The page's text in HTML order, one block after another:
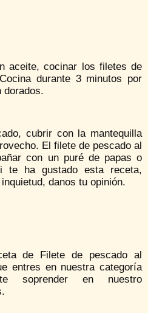
aceite, cocinar los filetes de
durante 3 minutos por
dorados.
cubrir con la mantequilla
El filete de pescado al
con un puré de papas o
te ha gustado esta receta,
danos tu opinión.
de Filete de pescado al
entres en nuestra categoría
soprender en nuestro